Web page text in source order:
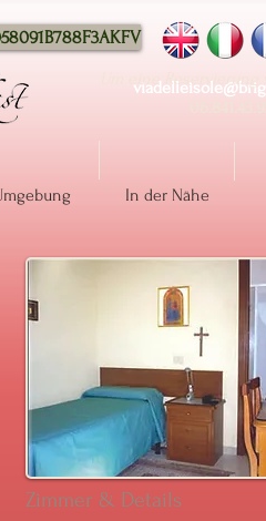
Um eine Reservierung
In der Nähe
Zimmer & Details